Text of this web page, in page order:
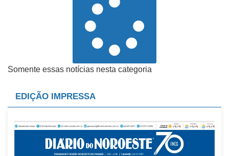
Somente essas notícias nesta categoria
EDIÇÃO IMPRESSA